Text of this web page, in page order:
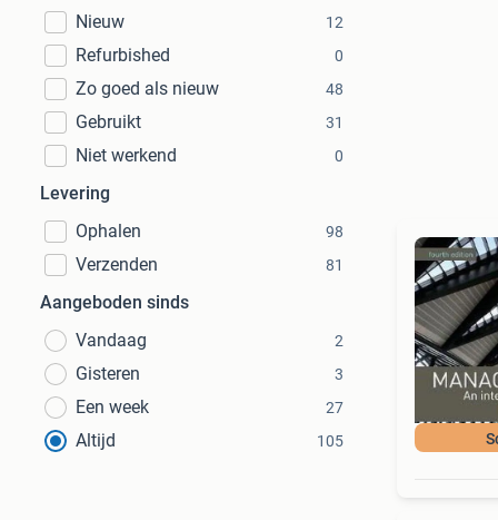
Nieuw
12
Refurbished 0
Zo goed als nieuw 48
Gebruikt 31
Niet werkend 0
Levering
Ophalen
98
Verzenden 81
Aangeboden sinds
Vandaag
2
Gisteren 3
Een week 27
Altijd 105